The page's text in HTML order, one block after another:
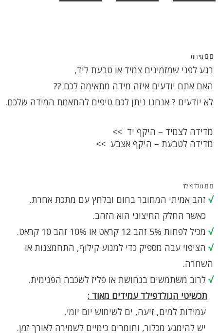
מידות
רגע לפני שמזמינים צמיד או טבעת ליד,
האם אתם יודעים איזה מידה מתאימה לכם ??
לא יודעים ? אנחנו ניתן לכם טיפים להתאמת המידה שלכם.
מדידה לצמיד – היקף יד >>
מדידה לטבעת – היקף אצבע >>
גולדפילד
√ זהב אמיתי המחובר בחום ובלחץ עם מתכת אחרת.
כאשר החלק החיצוני הוא הזהב.
√ מכיל לפחות 5% זהב 12 קראט או 10% זהב 10 קראט.
√ הציפוי עבה מספיק כדי למנוע קילוף, התחמצנות או
השחרה.
√ לרוב משתמשים בנחושת או פליז לשכבה הפנימית.
תכשיטי הגולדפילד עמידים מאוד :
עמידות למים, זיעה, ים לשימוש יום יומי.
יש להימנע מכלור, וחומרים כימיים לשמירה לאורך זמן.